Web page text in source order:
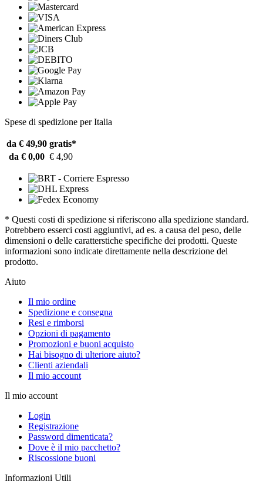
Spese di spedizione per Italia
da € 49,90 gratis*
da € 0,00 € 4,90
* Questi costi di spedizione si riferiscono alla spedizione standard.
Potrebbero esserci costi aggiuntivi, ad es. a causa del peso, delle
dimensioni o delle caratterstiche specifiche dei prodotti. Queste
informazioni sono indicate direttamente nella descrizione del
prodotto.
Aiuto
Il mio ordine
Spedizione e consegna
Resi e rimborsi
Opzioni di pagamento
Promozioni e buoni acquisto
Hai bisogno di ulteriore aiuto?
Clienti aziendali
Il mio account
Il mio account
Login
Registrazione
Password dimenticata?
Dove è il mio pacchetto?
Riscossione buoni
Informazioni Utili